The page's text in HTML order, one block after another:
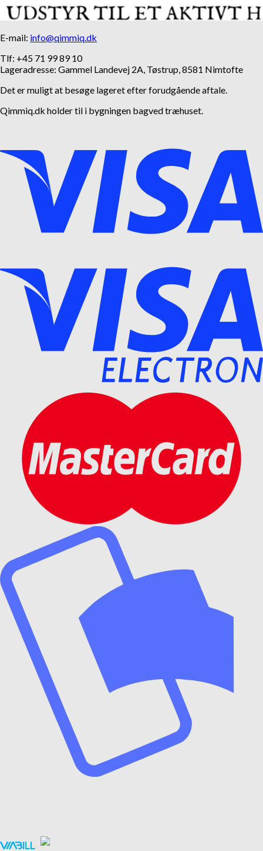
E-mail: info@qimmiq.dk
Tlf: +45 71 99 89 10
Lageradresse: Gammel Landevej 2A, Tøstrup, 8581 Nimtofte
Det er muligt at besøge lageret efter forudgående aftale.
Qimmiq.dk holder til i bygningen bagved træhuset.